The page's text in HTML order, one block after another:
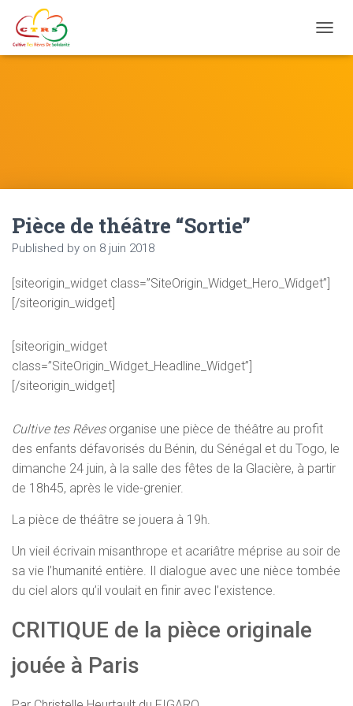
Pièce de théâtre “Sortie”
Published by on 8 juin 2018
[siteorigin_widget class=”SiteOrigin_Widget_Hero_Widget”]
[/siteorigin_widget]
[siteorigin_widget
class=”SiteOrigin_Widget_Headline_Widget”]
[/siteorigin_widget]
Cultive tes Rêvesorganise une pièce de théâtre au profit
des enfants défavorisés du Bénin, du Sénégal et du Togo, le
dimanche 24 juin, à la salle des fêtes de la Glacière, à partir
de 18h45, après le vide-grenier.
La pièce de théâtre se jouera à 19h.
Un vieil écrivain misanthrope et acariâtre méprise au soir de
sa vie l’humanité entière. Il dialogue avec une nièce tombée
du ciel alors qu’il voulait en finir avec l’existence.
CRITIQUE de la pièce originale
jouée à Paris